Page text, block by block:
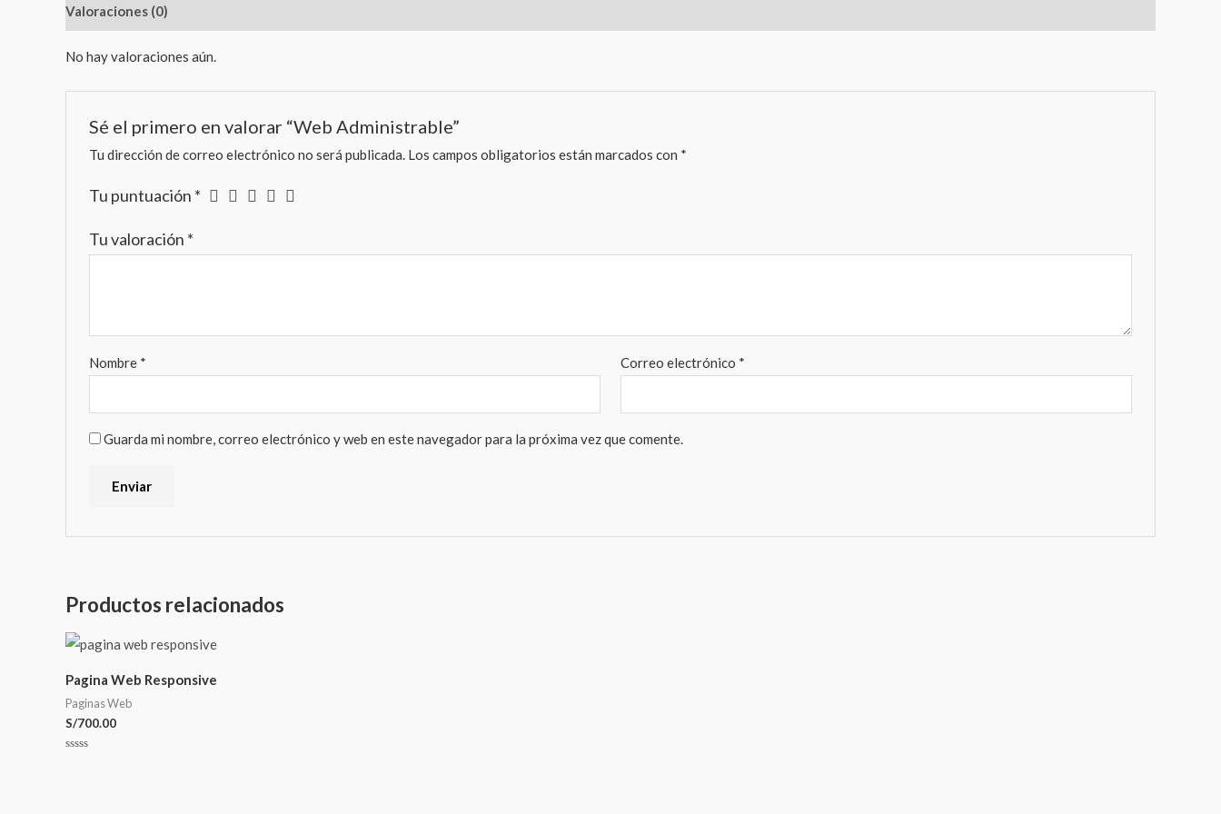
Valoraciones (0)
No hay valoraciones aún.
Sé el primero en valorar “Web Administrable”
Tu dirección de correo electrónico no será publicada. Los campos obligatorios están marcados con *
Tu puntuación *
Tu valoración *
Nombre * Correo electrónico *
Guarda mi nombre, correo electrónico y web en este navegador para la próxima vez que comente.
Productos relacionados
Pagina Web Responsive
Paginas Web
S/700.00